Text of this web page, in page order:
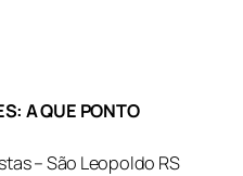
A QUE PONTO
– São Leopoldo RS